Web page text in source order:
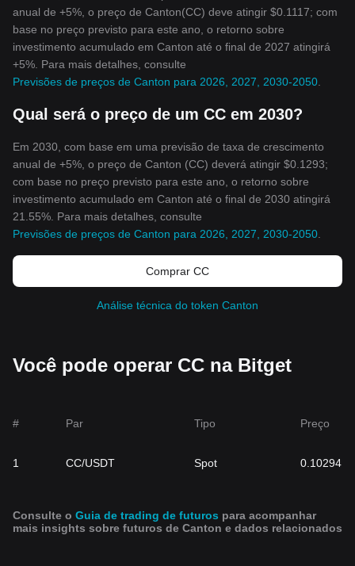
anual de +5%, o preço de Canton(CC) deve atingir $0.1117; com
base no preço previsto para este ano, o retorno sobre
investimento acumulado em Canton até o final de 2027 atingirá
+5%. Para mais detalhes, consulte
Previsões de preços de Canton para 2026, 2027, 2030-2050
Qual será o preço de um CC em 2030?
Em 2030, com base em uma previsão de taxa de crescimento
anual de +5%, o preço de Canton (CC) deverá atingir $0.1293;
com base no preço previsto para este ano, o retorno sobre
investimento acumulado em Canton até o final de 2030 atingirá
21.55%. Para mais detalhes, consulte
Previsões de preços de Canton para 2026, 2027, 2030-2050
Comprar CC
Análise técnica do token Canton
Você pode operar CC na Bitget
# Par Tipo Preço
1 CC/USDT Spot 0.10294
Consulte o Guia de trading de futuros para acompanhar
mais insights sobre futuros de Canton e dados relacionados